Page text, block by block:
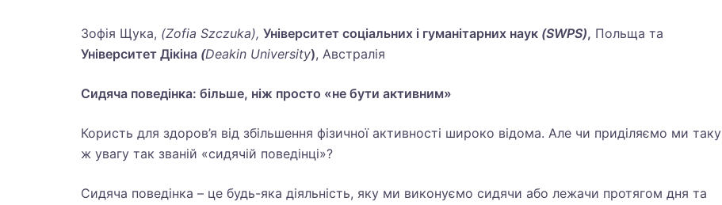
Зофія Щука, (Zofia Szczuka), Університет соціальних і гуманітарних наук (SWPS), Польща та
Університет Дікіна (Deakin University), Австралія
Сидяча поведінка: більше, ніж просто «не бути активним»
Користь для здоров’я від збільшення фізичної активності широко відома. Але чи приділяємо ми таку
ж увагу так званій «сидячій поведінці»?
Сидяча поведінка – це будь-яка діяльність, яку ми виконуємо сидячи або лежачи протягом дня та